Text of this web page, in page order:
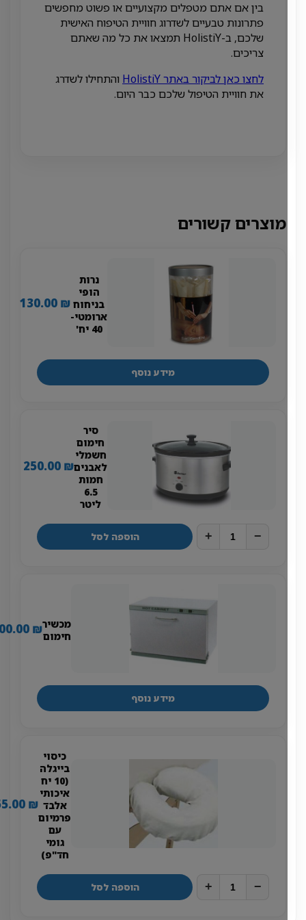
בין אם אתם מטפלים מקצועיים או פשוט מחפשים
פתרונות טבעיים לשדרוג חוויית הטיפוח האישית
שלכם, ב-HolistiY תמצאו את כל מה שאתם
צריכים.
לחצו כאן לביקור באתר HolistiY
והתחילו לשדרג
את חוויית הטיפול שלכם כבר היום.
מוצרים קשורים
נרות
הופי
בניחוח
ארומטי-
130.00₪
מידע נוסף
חימום
חשמלי
לאבנים
חמות
ליטר
250.00₪
הוספה לסל
מכשיר
חימום
1,300.00₪
מידע נוסף
כיסוי
בייגלה
(10 יח
איכותי
אלבד
פרמיום
גומי
חד"פ)
55.00₪
הוספה לסל